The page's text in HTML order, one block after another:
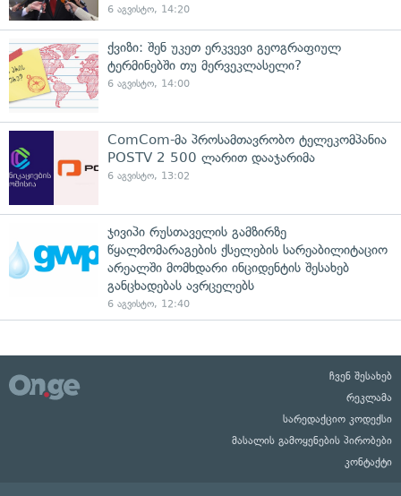
6 აგვისტო, 14:20
ქვიზი: შენ უკეთ ერკვევი გეოგრაფიულ
ტერმინებში თუ მერვეკლასელი?
6 აგვისტო, 14:00
ComCom-მა პროსამთავრობო ტელეკომპანია
POSTV 2 500 ლარით დააჯარიმა
6 აგვისტო, 13:02
ჯივიპი რუსთაველის გამზირზე
წყალმომარაგების ქსელების სარეაბილიტაციო
არეალში მომხდარი ინციდენტის შესახებ
განცხადებას ავრცელებს
6 აგვისტო, 12:40
ჩვენ შესახებ
რეკლამა
სარედაქციო კოდექსი
მასალის გამოყენების პირობები
კონტაქტი